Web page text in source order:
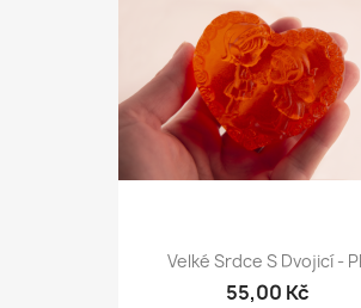
Velké Srdce S Dvojicí -
55,00 Kč